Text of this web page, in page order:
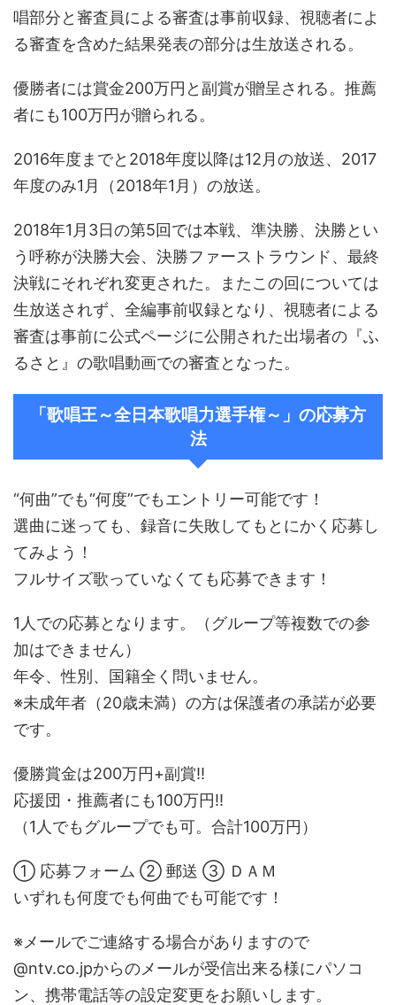
唱部分と審査員による審査は事前収録、視聴者によ
る審査を含めた結果発表の部分は生放送される。
優勝者には賞金200万円と副賞が贈呈される。推薦
者にも100万円が贈られる。
2016年度までと2018年度以降は12月の放送、2017
年度のみ1月（2018年1月）の放送。
2018年1月3日の第5回では本戦、準決勝、決勝とい
う呼称が決勝大会、決勝ファーストラウンド、最終
決戦にそれぞれ変更された。またこの回については
生放送されず、全編事前収録となり、視聴者による
審査は事前に公式ページに公開された出場者の『ふ
るさと』の歌唱動画での審査となった。
「歌唱王～全日本歌唱力選手権～」の応募方
法
“何曲”でも“何度”でもエントリー可能です！
選曲に迷っても、録音に失敗してもとにかく応募し
てみよう！
フルサイズ歌っていなくても応募できます！
1人での応募となります。（グループ等複数での参
加はできません）
年令、性別、国籍全く問いません。
※未成年者（20歳未満）の方は保護者の承諾が必要
です。
優勝賞金は200万円+副賞!!
応援団・推薦者にも100万円!!
（1人でもグループでも可。合計100万円）
① 応募フォーム ② 郵送 ③ ＤＡＭ
いずれも何度でも何曲でも可能です！
※メールでご連絡する場合がありますので
@ntv.co.jpからのメールが受信出来る様にパソコ
ン、携帯電話等の設定変更をお願いします。